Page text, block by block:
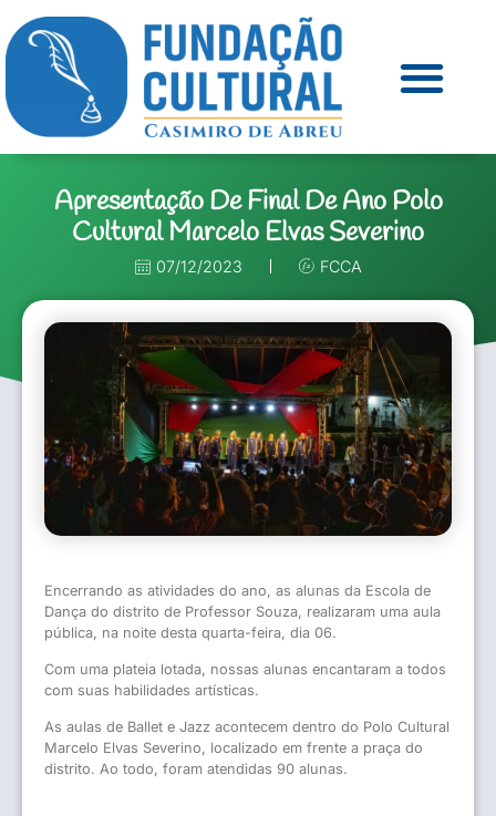
Apresentação De Final De Ano Polo
Cultural Marcelo Elvas Severino
07/12/2023 FCCA
Encerrando as atividades do ano, as alunas da Escola de
Dança do distrito de Professor Souza, realizaram uma aula
pública, na noite desta quarta-feira, dia 06.
Com uma plateia lotada, nossas alunas encantaram a todos
com suas habilidades artísticas.
As aulas de Ballet e Jazz acontecem dentro do Polo Cultural
Marcelo Elvas Severino, localizado em frente a praça do
distrito. Ao todo, foram atendidas 90 alunas.